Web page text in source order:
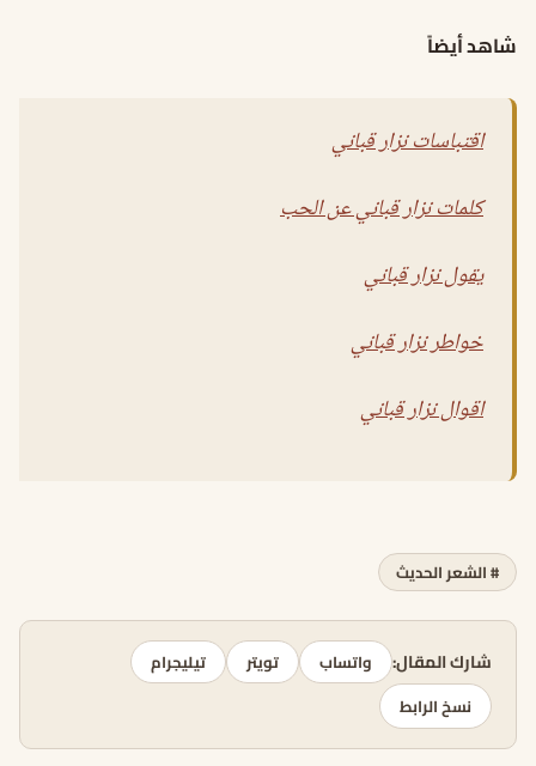
شاهد أيضاً
اقتباسات نزار قباني
كلمات نزار قباني عن الحب
يقول نزار قباني
خواطر نزار قباني
اقوال نزار قباني
# الشعر الحديث
شارك المقال: واتساب تويتر
تيليجرام
نسخ الرابط